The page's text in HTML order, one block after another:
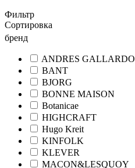
Фильтр
Сортировка
бренд
ANDRES GALLARDO
BANT
BJORG
BONNE MAISON
Botanicae
HIGHCRAFT
Hugo Kreit
KINFOLK
KLEVER
MACON&LESQUOY